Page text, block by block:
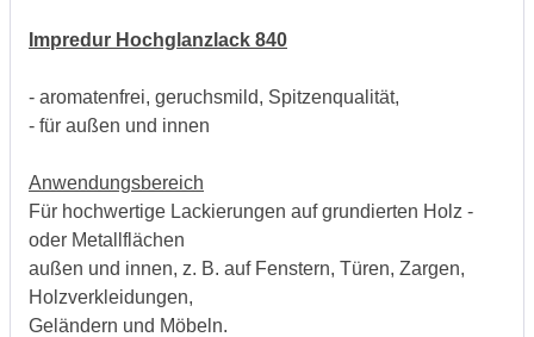
Impredur Hochglanzlack 840
- aromatenfrei, geruchsmild, Spitzenqualität,
- für außen und innen
Anwendungsbereich
Für hochwertige Lackierungen auf grundierten Holz -
oder Metallflächen
außen und innen, z. B. auf Fenstern, Türen, Zargen,
Holzverkleidungen,
Geländern und Möbeln.